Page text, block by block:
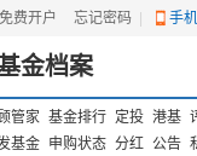
免费开户 忘记密码 手
金档案
管家 基金排行 定投 港基
基金 申购状态 分红 公告